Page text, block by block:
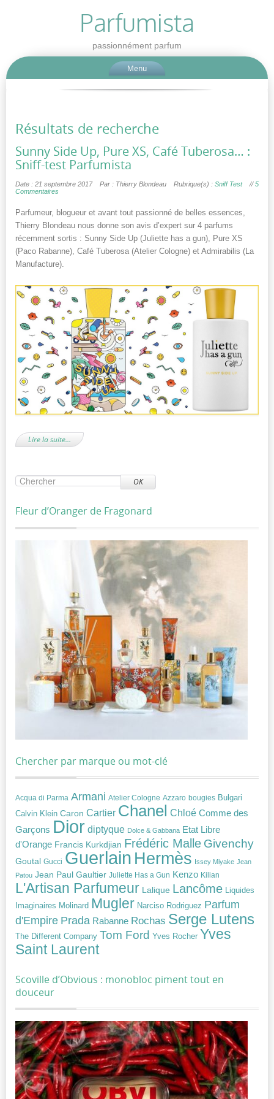
Parfumista
passionnément parfum
Menu
Résultats de recherche
Sunny Side Up, Pure XS, Café Tuberosa… :
Sniff-test Parfumista
Date : 21 septembre 2017 Par : Thierry Blondeau Rubrique(s) : Sniff Test //5
Commentaires
Parfumeur, blogueur et avant tout passionné de belles essences,
Thierry Blondeau nous donne son avis d’expert sur 4 parfums
récemment sortis : Sunny Side Up (Juliette has a gun), Pure XS
(Paco Rabanne), Café Tuberosa (Atelier Cologne) et Admirabilis (La
Manufacture).
Lire la suite…
OK
Fleur d’Oranger de Fragonard
Chercher par marque ou mot-clé
Acqua di Parma Armani Atelier Cologne Azzaro bougies Bulgari
Calvin Klein Caron Cartier Chanel Chloé Comme des
Garçons Dior diptyque Dolce & Gabbana Etat Libre
d'Orange Francis Kurkdjian Frédéric Malle Givenchy
Goutal Gucci Guerlain Hermès Issey Miyake Jean
Patou Jean Paul Gaultier Juliette Has a Gun Kenzo Kilian
L'Artisan Parfumeur Lalique Lancôme Liquides
Imaginaires Molinard Mugler Narciso Rodriguez Parfum
d'Empire Prada Rabanne Rochas Serge Lutens
The Different Company Tom Ford Yves Rocher Yves
Saint Laurent
Scoville d’Obvious : monobloc piment tout en
douceur